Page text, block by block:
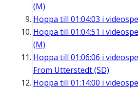
(M)
Hoppa till 01:04:03 i
Hoppa till 01:04:51 i
(M)
Hoppa till 01:06:06 i
From Utterstedt (SD)
Hoppa till 01:14:00 i